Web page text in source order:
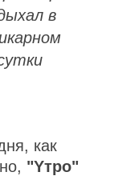
в
как
"Yтро"